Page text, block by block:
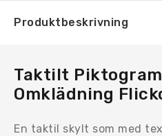
Produktbeskrivning
Taktilt
Omklädning
En taktil skylt som med